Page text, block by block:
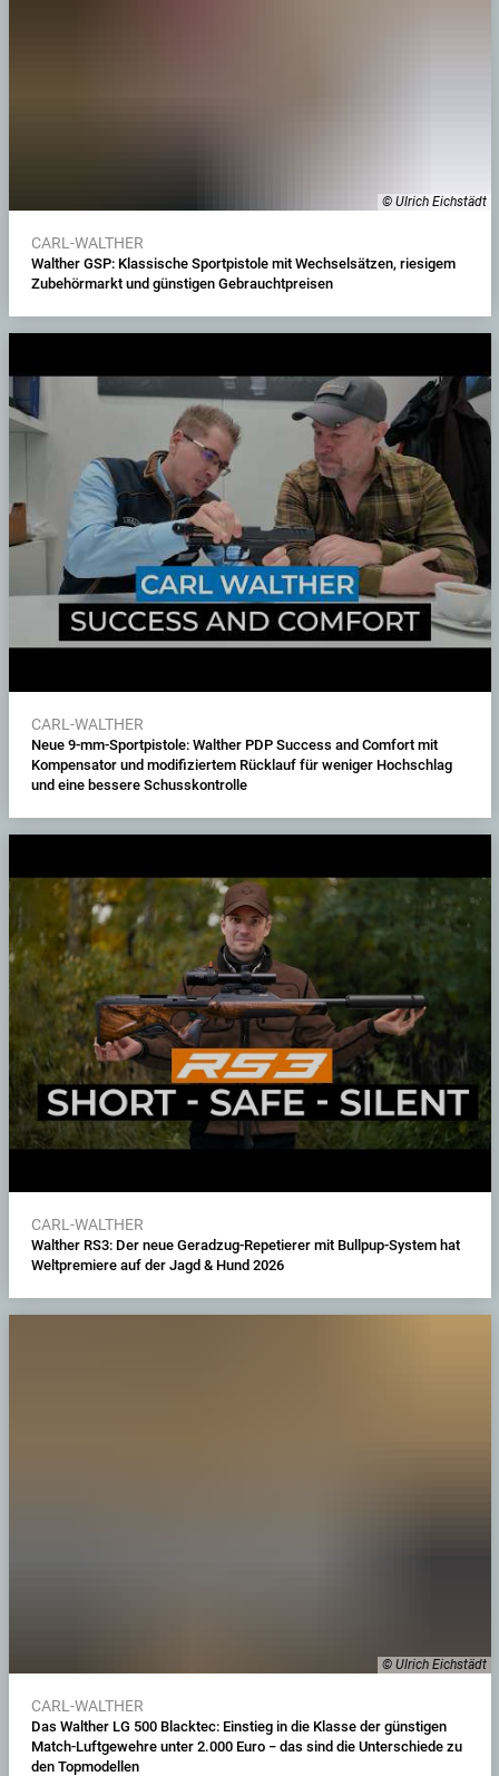
© Ulrich Eichstädt
CARL-WALTHER
Walther GSP: Klassische Sportpistole mit Wechselsätzen, riesigem
Zubehörmarkt und günstigen Gebrauchtpreisen
CARL-WALTHER
Neue 9-mm-Sportpistole: Walther PDP Success and Comfort mit
Kompensator und modifiziertem Rücklauf für weniger Hochschlag
und eine bessere Schusskontrolle
CARL-WALTHER
Walther RS3: Der neue Geradzug-Repetierer mit Bullpup-System hat
Weltpremiere auf der Jagd & Hund 2026
© Ulrich Eichstädt
CARL-WALTHER
Das Walther LG 500 Blacktec: Einstieg in die Klasse der günstigen
Match-Luftgewehre unter 2.000 Euro − das sind die Unterschiede zu
den Topmodellen